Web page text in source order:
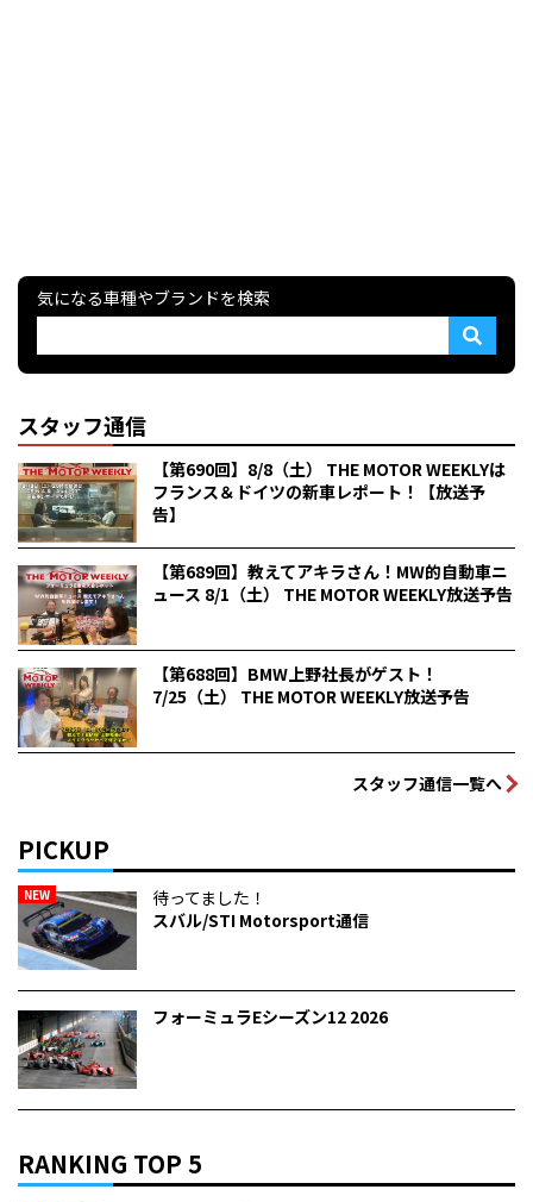
気になる車種やブランドを検索
スタッフ通信
【第690回】8/8（土） THE MOTOR WEEKLYは
フランス＆ドイツの新車レポート！【放送予
告】
【第689回】教えてアキラさん！MW的自動車ニ
ュース 8/1（土） THE MOTOR WEEKLY放送予告
【第688回】BMW上野社長がゲスト！
7/25（土） THE MOTOR WEEKLY放送予告
スタッフ通信一覧へ
PICKUP
NEW
待ってました！
スバル/STI Motorsport通信
フォーミュラEシーズン12 2026
RANKING TOP 5